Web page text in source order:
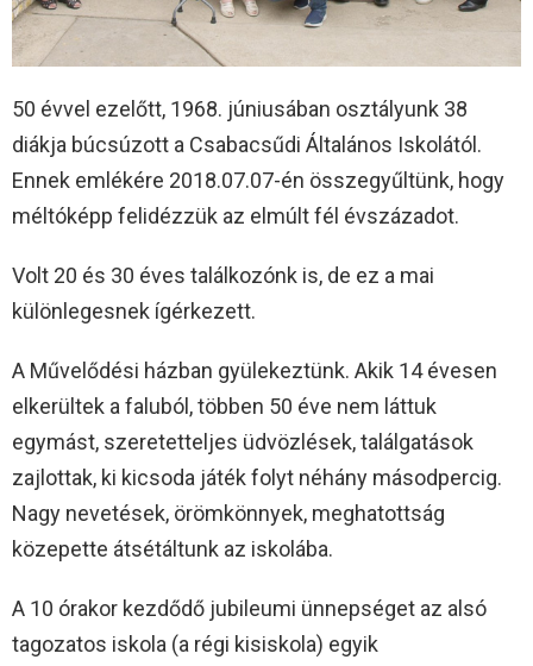
50 évvel ezelőtt, 1968. júniusában osztályunk 38
diákja búcsúzott a Csabacsűdi Általános Iskolától.
Ennek emlékére 2018.07.07-én összegyűltünk, hogy
méltóképp felidézzük az elmúlt fél évszázadot.
Volt 20 és 30 éves találkozónk is, de ez a mai
különlegesnek ígérkezett.
A Művelődési házban gyülekeztünk. Akik 14 évesen
elkerültek a faluból, többen 50 éve nem láttuk
egymást, szeretetteljes üdvözlések, találgatások
zajlottak, ki kicsoda játék folyt néhány másodpercig.
Nagy nevetések, örömkönnyek, meghatottság
közepette átsétáltunk az iskolába.
A 10 órakor kezdődő jubileumi ünnepséget az alsó
tagozatos iskola (a régi kisiskola) egyik